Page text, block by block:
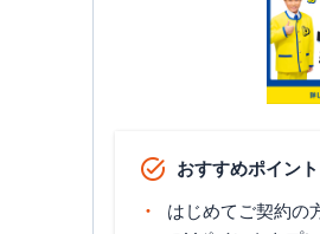
おすすめポイント
はじめてご契約の